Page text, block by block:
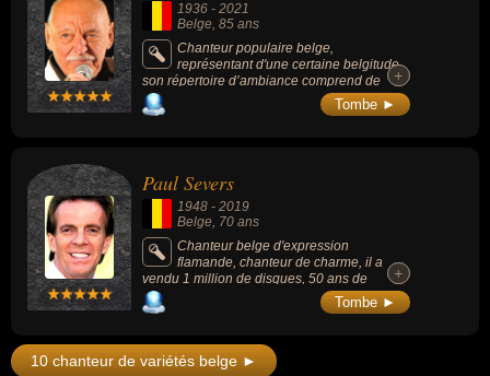
1936 - 2021
Belge, 85 ans
Chanteur populaire belge,
représentant d'une certaine belgitude,
son répertoire d’ambiance comprend de
multiples titres emblématiques, tels que «
Chef, un p'tit verre, on a soif » (1979), « Jules
+
+
Tombe ►
Paul Severs
1948 - 2019
Belge , 70 ans
Chanteur belge d'expression
flamande, chanteur de charme, il a
vendu 1 million de disques, 50 ans de
carrière en 300 chansons dont « Zeg 'ns
Meisje », « Ik ben verliefd op jou » ou « Geen
+
+
Tombe ►
10 chanteur de variétés belge ►